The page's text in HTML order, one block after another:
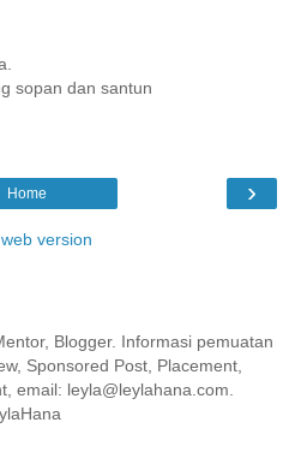
sopan dan santun
›
Home
version
Blogger. Informasi pemuatan
Sponsored Post, Placement,
email: leyla@leylahana.com.